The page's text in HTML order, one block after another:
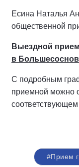
Есина Наталья
общественной
Выездной
в
С подробным
приемной можно
соответствующем
#Прием